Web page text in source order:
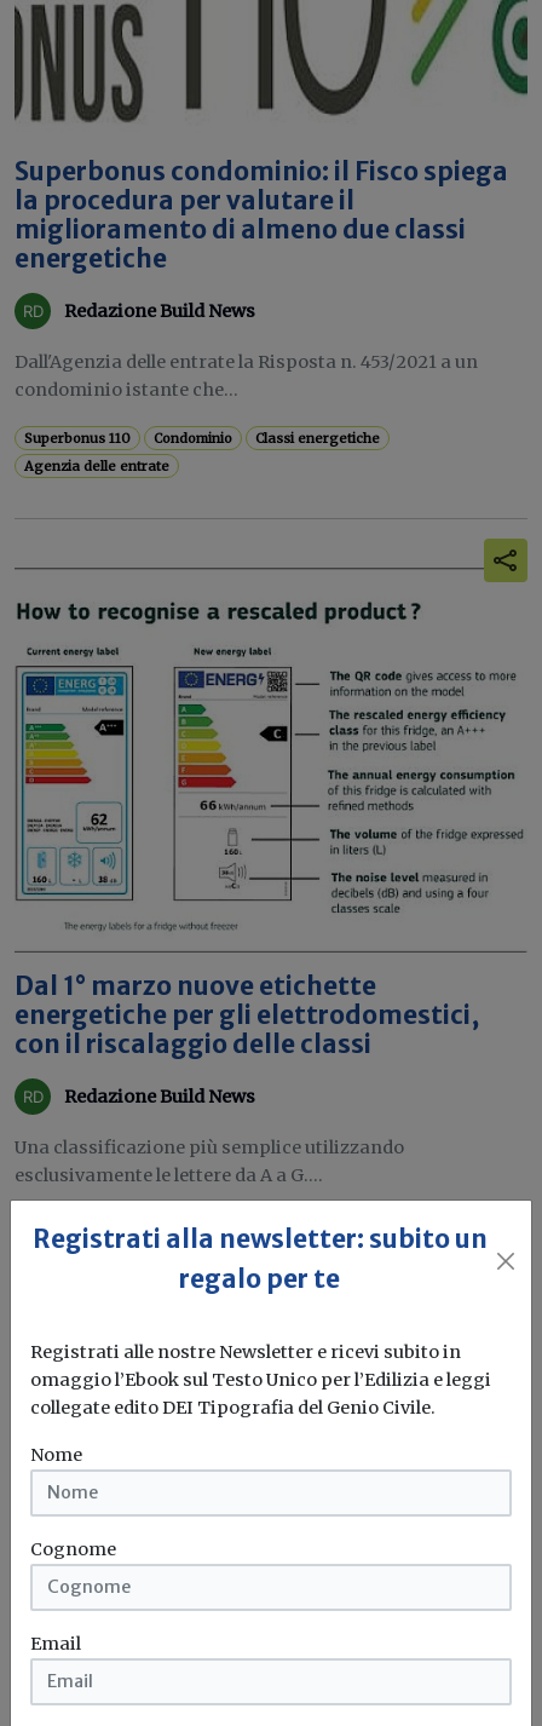
Superbonus condominio: il Fisco spiega
la procedura per valutare il
miglioramento di almeno due classi
energetiche
Redazione Build News
Dall'Agenzia delle entrate la Risposta n. 453/2021 a un
condominio istante che...
Superbonus 110 Condominio
Classi energetiche
Agenzia delle entrate
Dal 1° marzo nuove etichette
energetiche per gli elettrodomestici,
con il riscalaggio delle classi
Redazione Build News
Una classificazione più semplice utilizzando
esclusivamente le lettere da A a G....
Etichette energetiche Elettrodomestici Classi energetiche
Registrati alla newsletter: subito un
regalo per te
Registrati alle nostre Newsletter e ricevi subito in
omaggio l’Ebook sul Testo Unico per l’Edilizia e leggi
collegate edito DEI Tipografia del Genio Civile.
Nome
Cognome
Email